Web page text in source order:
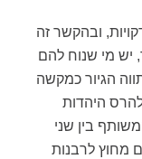
ובהקשר זה
יש מי שנוח להם
הגיור כמקשה
היהדות
בין שני
מחוץ לרבנות